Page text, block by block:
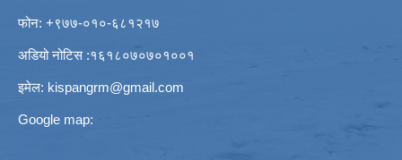
फोन: ‌+९७७-०१०-६८१२१७
अडियो नोटिस ‌‍:१६१८०७०७०१००१
इमेल: kispangrm@gmail.com
Google map: